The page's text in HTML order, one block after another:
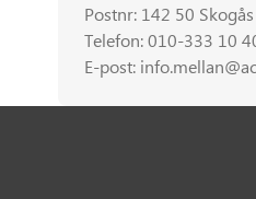
Postnr: 142 50 Skogås
Telefon:010-333 10
E-post: